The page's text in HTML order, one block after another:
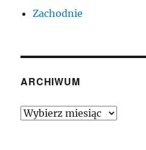
Zachodnie
ARCHIWUM
Archiwum